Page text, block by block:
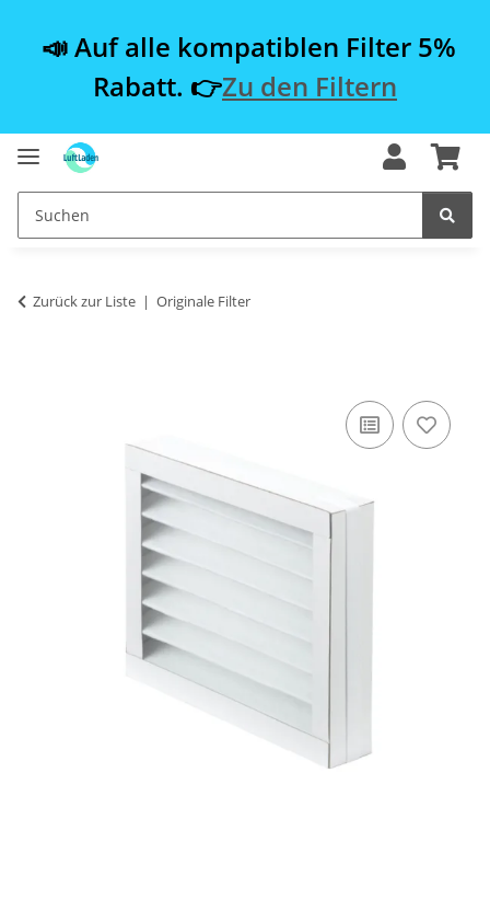
📣 Auf alle kompatiblen Filter 5%
Rabatt. 👉Zu den Filtern
Zurück zur Liste Originale Filter